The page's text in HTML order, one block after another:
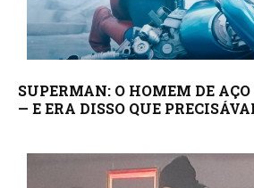
SUPERMAN: O HOMEM DE
— E ERA DISSO QUE